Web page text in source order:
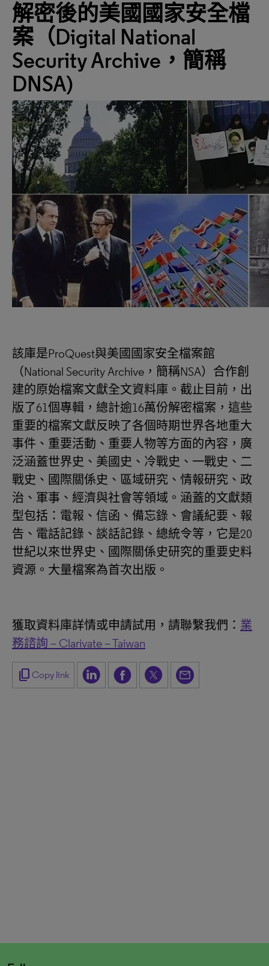
解密後的美國國家安全檔
案（Digital National
Security Archive ，簡稱
DNSA)
該庫是ProQuest與美國國家安全檔案館
（National Security Archive，簡稱NSA）合作創
建的原始檔案文獻全文資料庫。截止目前，出
版了61個專輯，總計逾16萬份解密檔案，這些
重要的檔案文獻反映了各個時期世界各地重大
事件、重要活動、重要人物等方面的內容，廣
泛涵蓋世界史、美國史、冷戰史、一戰史、二
戰史、國際關係史、區域研究、情報研究、政
治、軍事、經濟與社會等領域。涵蓋的文獻類
型包括：電報、信函、備忘錄、會議紀要、報
告、電話記錄、談話記錄、總統令等，它是20
世紀以來世界史、國際關係史研究的重要史料
資源。大量檔案為首次出版。
獲取資料庫詳情或申請試用，請聯繫我們： 業
務諮詢 – Clarivate – Taiwan
content_copy Copy link